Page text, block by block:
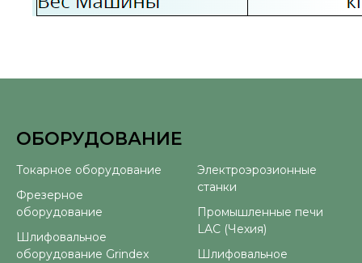
ОБОРУДОВАНИЕ
Токарное оборудование
Фрезерное
оборудование
Шлифовальное
оборудование Grindex
Электроэрозионные
станки
Промышленные печи
LAC (Чехия)
Шлифовальное